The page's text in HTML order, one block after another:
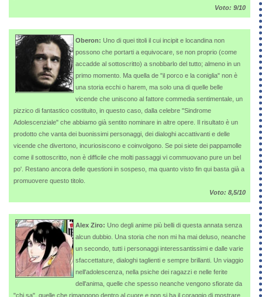
Voto: 9/10
Oberon: Uno di quei titoli il cui incipit e locandina non
possono che portarti a equivocare, se non proprio (come
accadde al sottoscritto) a snobbarlo del tutto; almeno in un
primo momento. Ma quella de "il porco e la coniglia" non è
una storia ecchi o harem, ma solo una di quelle belle
vicende che uniscono al fattore commedia sentimentale, un
pizzico di fantastico costituito, in questo caso, dalla celebre "Sindrome
Adolescenziale" che abbiamo già sentito nominare in altre opere. Il risultato è un
prodotto che vanta dei buonissimi personaggi, dei dialoghi accattivanti e delle
vicende che divertono, incuriosiscono e coinvolgono. Se poi siete dei pappamolle
come il sottoscritto, non è difficile che molti passaggi vi commuovano pure un bel
po'. Restano ancora delle questioni in sospeso, ma quanto visto fin qui basta già a
promuovere questo titolo.
Voto: 8,5/10
Alex Ziro: Uno degli anime più belli di questa annata senza
alcun dubbio. Una storia che non mi ha mai deluso, neanche
un secondo, tutti i personaggi interessantissimi e dalle varie
sfaccettature, dialoghi taglienti e sempre brillanti. Un viaggio
nell'adolescenza, nella psiche dei ragazzi e nelle ferite
dell'anima, quelle che spesso neanche vengono sfiorate da
"chi sa", quelle che rimangono dentro al cuore e non si ha il coraggio di mostrare